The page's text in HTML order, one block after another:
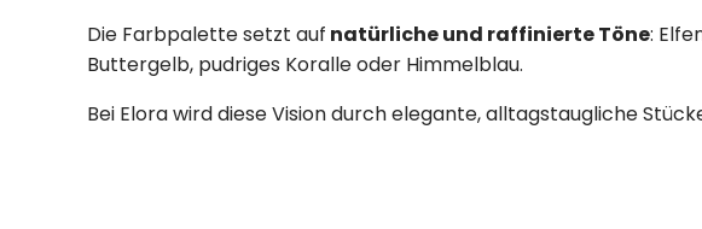
Die Farbpalette setzt auf natürliche und raffinierte Töne:
Buttergelb, pudriges Koralle oder Himmelblau.
Bei Elora wird diese Vision durch elegante, alltagstaugliche